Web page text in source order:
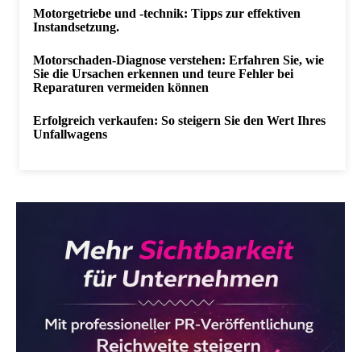
Motorgetriebe und -technik: Tipps zur effektiven
Instandsetzung.
Motorschaden-Diagnose verstehen: Erfahren Sie, wie
Sie die Ursachen erkennen und teure Fehler bei
Reparaturen vermeiden können
Erfolgreich verkaufen: So steigern Sie den Wert Ihres
Unfallwagens